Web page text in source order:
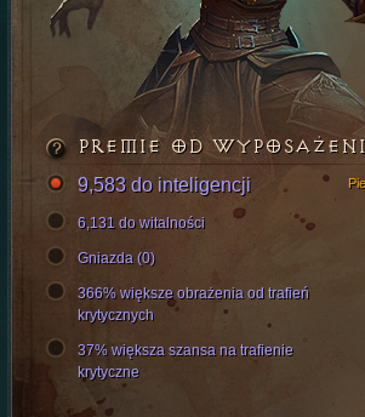
PREMIE OD
9,583 do inteligencji
6,131 do witalności
Gniazda (0)
366% większe obrażenia od trafień
krytycznych
37% większa szansa na trafienie
krytyczne